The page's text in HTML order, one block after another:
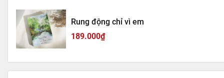
Rung động chỉ vì em
189.000₫